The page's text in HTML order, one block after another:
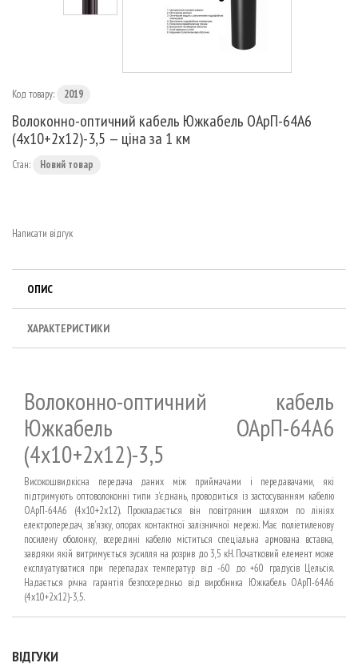
Код товару: 2019
Волоконно-оптичний кабель Южкабель ОАрП-64А6
(4х10+2х12)-3,5 — ціна за 1 км
Стан: Новий товар
Написати відгук
ОПИС
ХАРАКТЕРИСТИКИ
Волоконно-оптичний кабель
Южкабель ОАрП-64А6
(4х10+2х12)-3,5
Високошвидкісна передача даних між приймачами і передавачами, які
підтримують оптоволоконні типи з'єднань, проводиться із застосуванням кабелю
ОАрП-64А6 (4х10+2х12). Прокладається він повітряним шляхом по лініях
електропередач, зв'язку, опорах контактної залізничної мережі. Має поліетиленову
посилену оболонку, всередині кабелю міститься спеціальна армована вставка,
завдяки якій витримується зусилля на розрив до 3,5 кН. Початковий елемент може
експлуатуватися при перепадах температур від -60 до +60 градусів Цельсія.
Надається річна гарантія безпосередньо від виробника Южкабель ОАрП-64А6
(4х10+2х12)-3,5.
ВІДГУКИ